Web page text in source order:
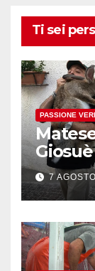
Ti sei
PASSIONE
7